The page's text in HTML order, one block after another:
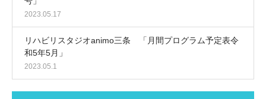
2023.05.17
リハビリスタジオanimo三条 「月間プログラム予定表令
和5年5月」
2023.05.1